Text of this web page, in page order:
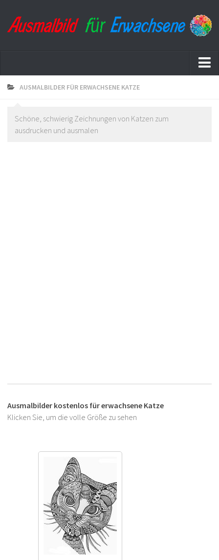
Startseite
AUSMALBILDER FÜR ERWACHSENE KATZE
Schöne, schwierig Zeichnungen von Katzen zum
ausdrucken und ausmalen
Ausmalbilder kostenlos für erwachsene Katze
Klicken Sie, um die volle Größe zu sehen